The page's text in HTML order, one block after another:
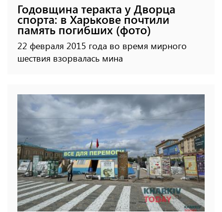
Годовщина теракта у Дворца
спорта: в Харькове почтили
память погибших (фото)
22 февраля 2015 года во время мирного
шествия взорвалась мина